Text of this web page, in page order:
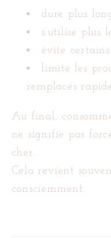
dure plus
s’utilise plus
évite
limite les
remplacés
Au final,
ne signifie pas
cher.
Cela revient
consciemment.